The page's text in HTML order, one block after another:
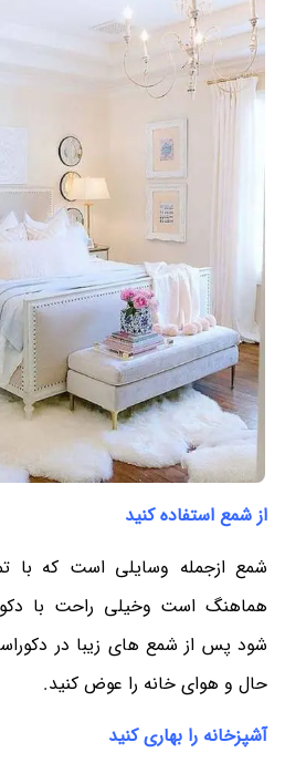
از شمع استفاده کنید
شمع ازجمله وسایلی است که با
هماهنگ است وخیلی راحت با
شود پس از شمع های زیبا در
حال و هوای خانه را عوض کنید.
آشپزخانه را بهاری کنید